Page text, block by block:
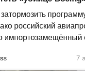
российский
импортозамещённый
7